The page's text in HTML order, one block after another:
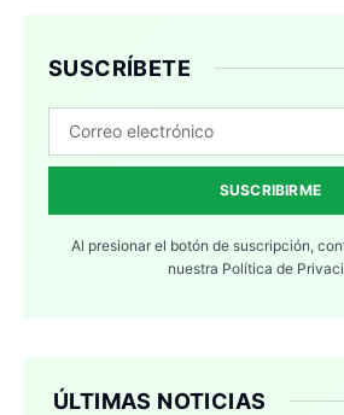
SUSCRÍBETE
SUSCRIBIRME
Al presionar el botón de suscripción,
nuestra Política de
ÚLTIMAS NOTICIAS